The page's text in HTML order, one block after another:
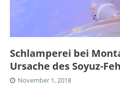
Schlamperei bei
Ursache des Soyuz-
November 1, 2018